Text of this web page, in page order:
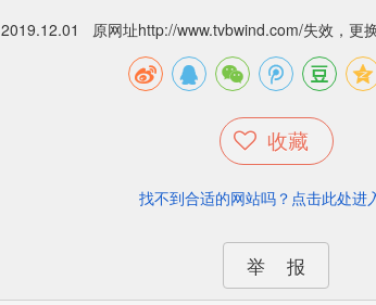
2019.12.01 原网址http://www.tvbwind.com/失效，更
收藏
找不到合适的网站吗？点击此处进
举 报